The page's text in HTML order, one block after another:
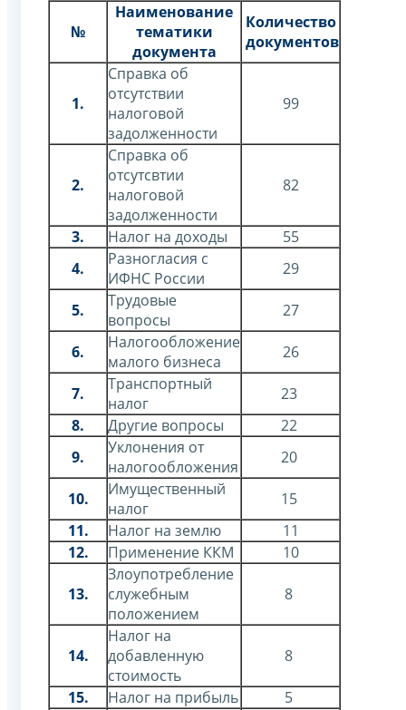
№
Наименование
тематики
документа
Количество
документов
1.
Справка об
отсутствии
налоговой
задолженности
99
2.
Справка об
отсутсвтии
налоговой
задолженности
82
3. Налог на доходы
55
4.
Разногласия с
ИФНС России
29
5.
Трудовые
вопросы
27
6.
Налогообложение
малого бизнеса
26
7.
Транспортный
налог
23
8.
Другие вопросы
22
9.
Уклонения от
налогообложения
20
10.
Имущественный
налог
15
11.
Налог на землю
11
12.
Применение ККМ 10
13.
Злоупотребление
служебным
положением
8
14.
Налог на
добавленную
стоимость
8
15. Налог на прибыль 5